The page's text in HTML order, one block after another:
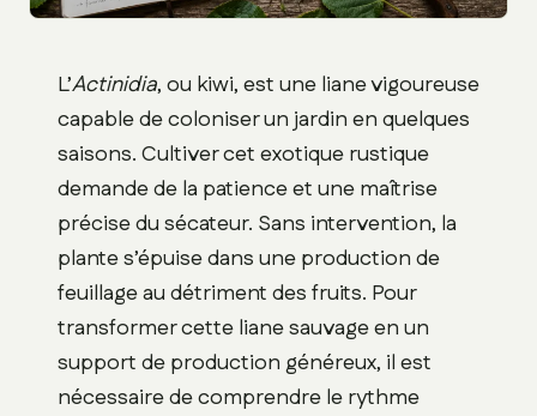
L’Actinidia, ou kiwi, est une liane vigoureuse
capable de coloniser un jardin en quelques
saisons. Cultiver cet exotique rustique
demande de la patience et une maîtrise
précise du sécateur. Sans intervention, la
plante s’épuise dans une production de
feuillage au détriment des fruits. Pour
transformer cette liane sauvage en un
support de production généreux, il est
nécessaire de comprendre le rythme